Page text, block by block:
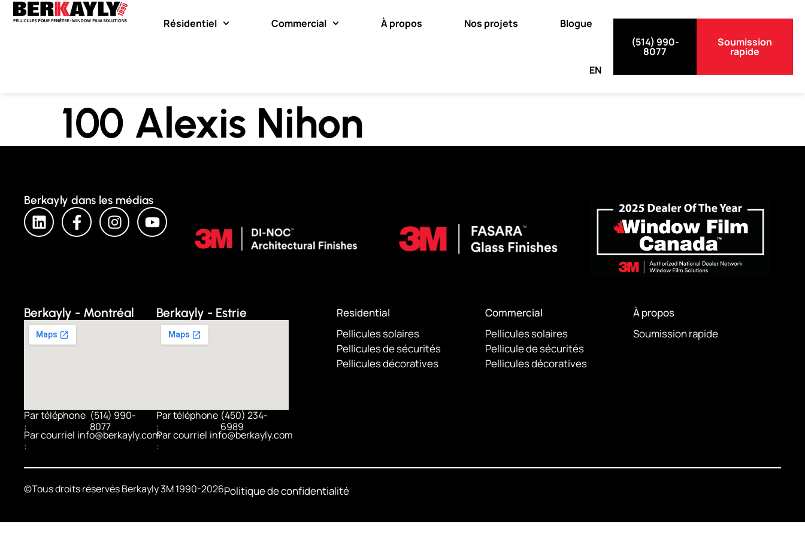
Résidentiel Commercial À propos Nos projets Blogue
EN
(514) 990-
8077
Soumission
rapide
100 Alexis Nihon
Berkayly dans les médias
Berkayly - Montréal
Par téléphone
:
(514) 990-
8077
Par courriel
:
info@berkayly.com
Berkayly - Estrie
Par téléphone
:
(450) 234-
6989
Par courriel
:
info@berkayly.com
Residential
Pellicules solaires
Pellicules de sécurités
Pellicules décoratives
Commercial
Pellicules solaires
Pellicule de sécurités
Pellicules décoratives
À propos
Soumission rapide
©Tous droits réservés Berkayly 3M 1990-2026Politique de confidentialité